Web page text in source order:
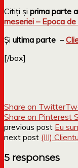
Citiți și prima parte
meseriei – Epoca de
Și ultima parte –
[/box]
Share on Twitter
Share on Pinterest
previous post Eu
next post (III)
5 responses